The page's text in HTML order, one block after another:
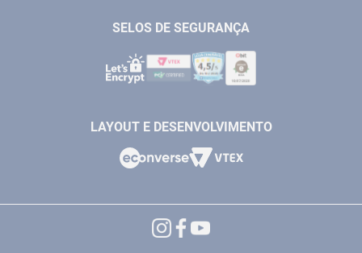
SELOS DE SEGURANÇA
LAYOUT E DESENVOLVIMENTO